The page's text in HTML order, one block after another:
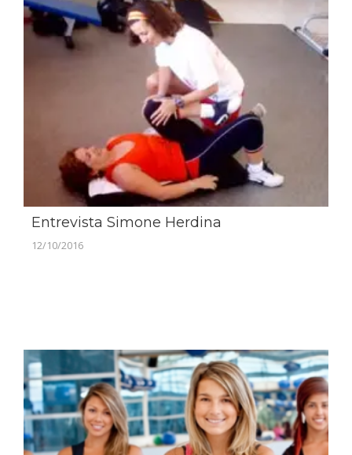
Entrevista Simone Herdina
12/10/2016